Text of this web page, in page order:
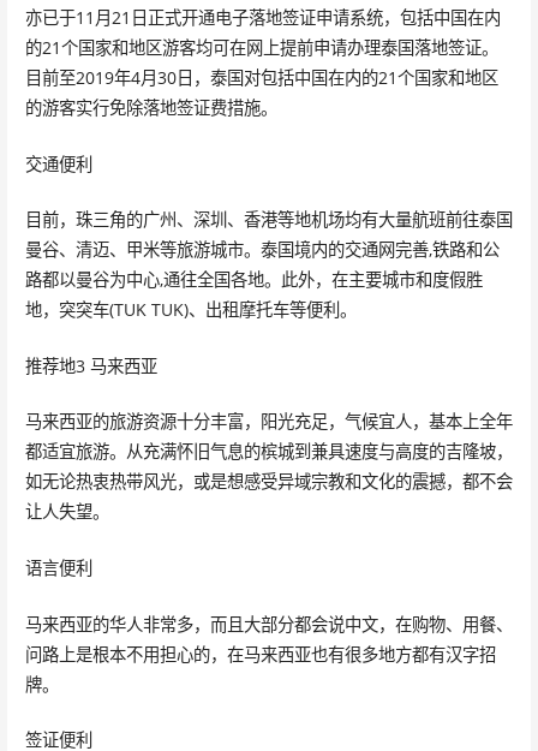
亦已于11月21日正式开通电子落地签证申请系统，包括中国在内
的21个国家和地区游客均可在网上提前申请办理泰国落地签证。
目前至2019年4月30日，泰国对包括中国在内的21个国家和地区
的游客实行免除落地签证费措施。
交通便利
目前，珠三角的广州、深圳、香港等地机场均有大量航班前往泰国
曼谷、清迈、甲米等旅游城市。泰国境内的交通网完善,铁路和公
路都以曼谷为中心,通往全国各地。此外，在主要城市和度假胜
地，突突车(TUK TUK)、出租摩托车等便利。
推荐地3 马来西亚
马来西亚的旅游资源十分丰富，阳光充足，气候宜人，基本上全年
都适宜旅游。从充满怀旧气息的槟城到兼具速度与高度的吉隆坡，
如无论热衷热带风光，或是想感受异域宗教和文化的震撼，都不会
让人失望。
语言便利
马来西亚的华人非常多，而且大部分都会说中文，在购物、用餐、
问路上是根本不用担心的，在马来西亚也有很多地方都有汉字招
牌。
签证便利